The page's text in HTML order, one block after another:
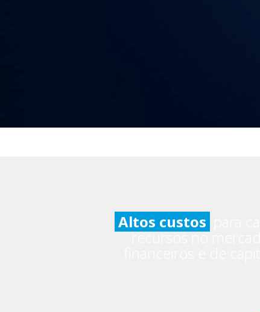
Altos custos
recursos no mercado